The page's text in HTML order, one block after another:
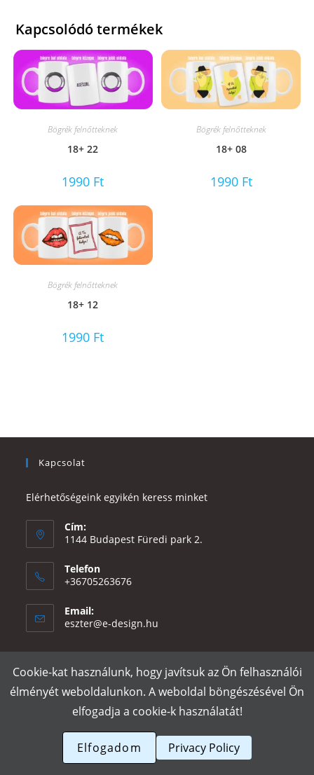
Kapcsolódó termékek
Bögrék felnőtteknek
18+ 22
1990 Ft
Bögrék felnőtteknek
18+ 08
1990 Ft
Bögrék felnőtteknek
18+ 12
1990 Ft
Kapcsolat
Elérhetőségeink egyikén keress minket
Cím:
1144 Budapest Füredi park 2.
Telefon
+36705263676
Email:
eszter@e-design.hu
Rólunk Szállítás és fizetés Adatvédelmi tájékoztató
ÁSZF
Póló nyomtatás
Cookie-kat használunk, hogy javítsuk az Ön felhasználói
élményét weboldalunkon. A weboldal böngészésével Ön
elfogadja a cookie-k használatát!
Elfogadom Privacy Policy